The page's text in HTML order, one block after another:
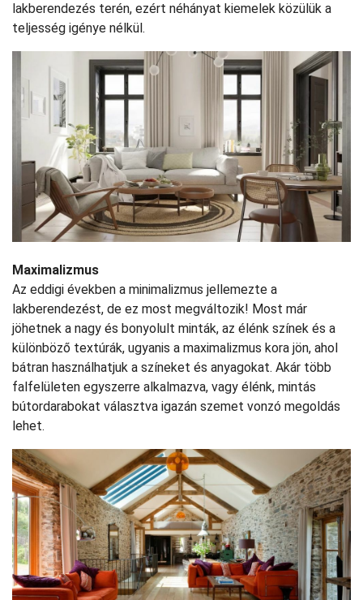
lakberendezés terén, ezért néhányat kiemelek közülük a
teljesség igénye nélkül.
Maximalizmus
Az eddigi években a minimalizmus jellemezte a
lakberendezést, de ez most megváltozik! Most már
jöhetnek a nagy és bonyolult minták, az élénk színek és a
különböző textúrák, ugyanis a maximalizmus kora jön, ahol
bátran használhatjuk a színeket és anyagokat. Akár több
falfelületen egyszerre alkalmazva, vagy élénk, mintás
bútordarabokat választva igazán szemet vonzó megoldás
lehet.